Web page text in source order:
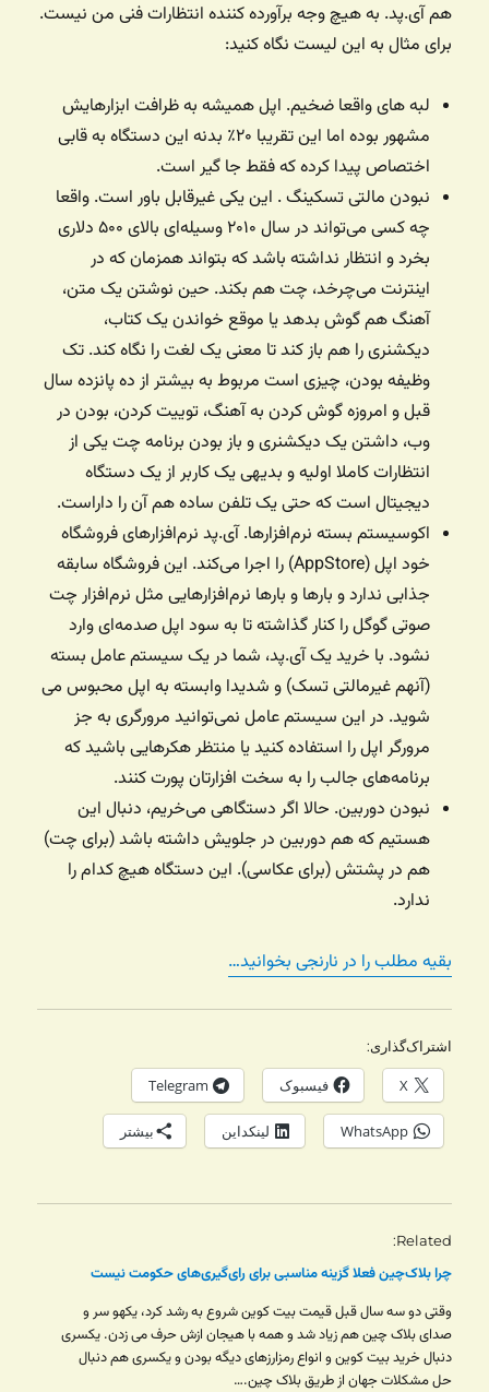
هم آی.پد. به هیچ وجه برآورده کننده انتظارات فنی من نیست.
برای مثال به این لیست نگاه کنید:
لبه های واقعا ضخیم. اپل همیشه به ظرافت ابزارهایش
مشهور بوده اما این تقریبا ۲۰٪ بدنه این دستگاه به قابی
اختصاص پیدا کرده که فقط جا گیر است.
نبودن مالتی تسکینگ . این یکی غیرقابل باور است. واقعا
چه کسی می‌تواند در سال ۲۰۱۰ وسیله‌ای بالای ۵۰۰ دلاری
بخرد و انتظار نداشته باشد که بتواند همزمان که در
اینترنت می‌چرخد، چت هم بکند. حین نوشتن یک متن،
آهنگ هم گوش بدهد یا موقع خواندن یک کتاب،
دیکشنری را هم باز کند تا معنی یک لغت را نگاه کند. تک
وظیفه بودن، چیزی است مربوط به بیشتر از ده پانزده سال
قبل و امروزه گوش کردن به آهنگ، توییت کردن، بودن در
وب، داشتن یک دیکشنری و باز بودن برنامه چت یکی از
انتظارات کاملا اولیه و بدیهی یک کاربر از یک دستگاه
دیجیتال است که حتی یک تلفن ساده هم آن را داراست.
اکوسیستم بسته نرم‌افزارها. آی.پد نرم‌افزارهای فروشگاه
خود اپل (AppStore) را اجرا می‌کند. این فروشگاه سابقه
جذابی ندارد و بارها و بارها نرم‌افزارهایی مثل نرم‌افزار چت
صوتی گوگل را کنار گذاشته تا به سود اپل صدمه‌ای وارد
نشود. با خرید یک آی.پد، شما در یک سیستم عامل بسته
(آنهم غیرمالتی تسک) و شدیدا وابسته به اپل محبوس می
شوید. در این سیستم عامل نمی‌توانید مرورگری به جز
مرورگر اپل را استفاده کنید یا منتظر هکرهایی باشید که
برنامه‌های جالب را به سخت افزارتان پورت کنند.
نبودن دوربین. حالا اگر دستگاهی می‌خریم، دنبال این
هستیم که هم دوربین در جلویش داشته باشد (برای چت)
هم در پشتش (برای عکاسی). این دستگاه هیچ کدام را
ندارد.
بقیه مطلب را در نارنجی بخوانید…
اشتراک‌گذاری:
X فیسبوک Telegram
WhatsApp لینکداین بیشتر
Related
چرا بلاک‌چین فعلا گزینه‌ مناسبی برای رای‌گیری‌های حکومت‌ نیست
وقتی دو سه سال قبل قیمت بیت کوین شروع به رشد کرد، یکهو سر و
صدای بلاک چین هم زیاد شد و همه با هیجان ازش حرف می زدن. یکسری
دنبال خرید بیت کوین و انواع رمزارزهای دیگه بودن و یکسری هم دنبال
حل مشکلات جهان از طریق بلاک چین.…